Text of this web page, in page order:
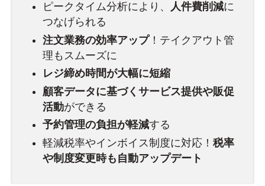
ピークタイム分析により、
人件費削減に
つなげられる
注文業務の効率アップ！テイクアウト管
理もスムーズに
レジ締め時間が大幅に短縮
顧客データに基づくサービス提供や販促
活動ができる
予約管理の負担が軽減する
軽減税率やインボイス制度に対応！ 税率
や制度変更時も自動アップデート